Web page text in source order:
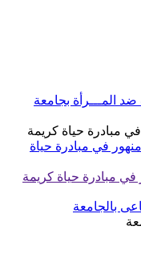
المـــرأة بجامعة
مبادرة حياة كريمة
في مبادرة حياة
مبادرة حياة كريمة
بالجامعة